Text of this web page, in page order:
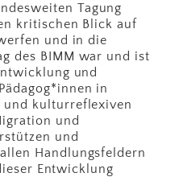
Tagung
kritischen Blick auf
und in die
des BIMM war und ist
und
in
und kulturreflexiven
und
und
Handlungsfeldern
Entwicklung